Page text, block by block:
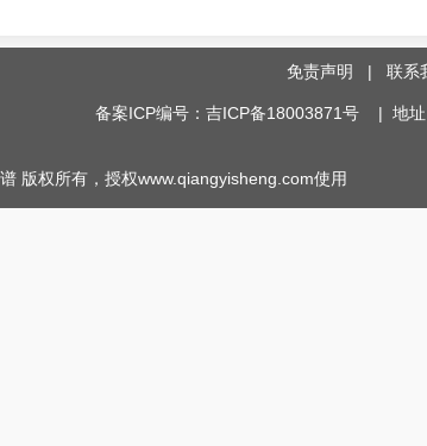
免责声明 | 联系
备案ICP编号：吉ICP备18003871号 | 地址
版权所有，授权www.qiangyisheng.com使用